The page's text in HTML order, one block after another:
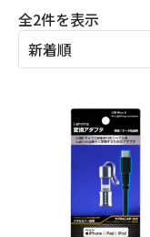
全2件を表示新
い